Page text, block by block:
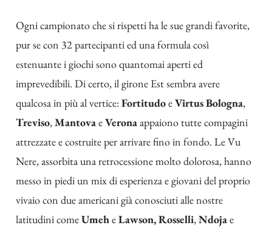
Ogni campionato che si rispetti ha le sue grandi favorite,
pur se con 32 partecipanti ed una formula così
estenuante i giochi sono quantomai aperti ed
imprevedibili. Di certo, il girone Est sembra avere
qualcosa in più al vertice:FortitudoeVirtus Bologna,
Treviso,MantovaeVeronaappaiono tutte compagini
attrezzate e costruite per arrivare fino in fondo. Le Vu
Nere, assorbita una retrocessione molto dolorosa, hanno
messo in piedi un mix di esperienza e giovani del proprio
vivaio con due americani già conosciuti alle nostre
latitudini comeUmeheLawson, Rosselli,Ndojae